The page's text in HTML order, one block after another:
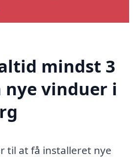
mindst 3
vinduer i
til at få installeret nye